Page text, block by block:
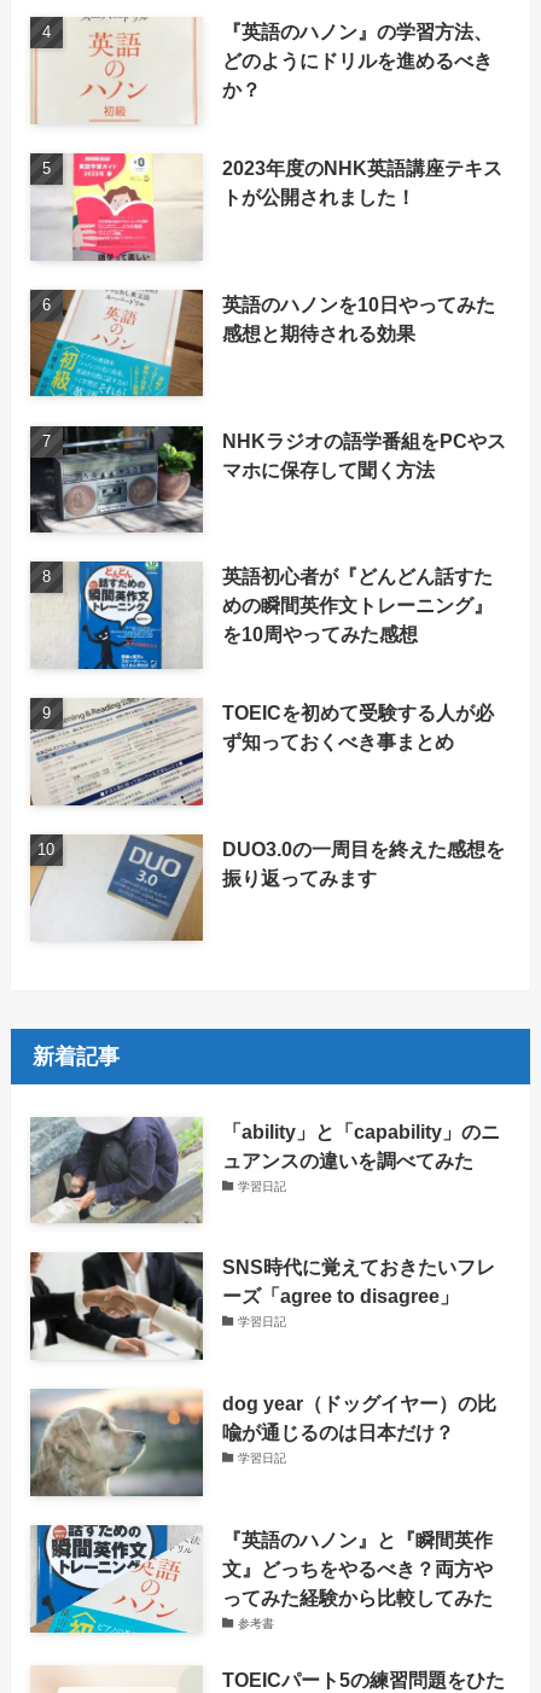
『英語のハノン』の学習方法、
どのようにドリルを進めるべき
か？
2023年度のNHK英語講座テキス
トが公開されました！
英語のハノンを10日やってみた
感想と期待される効果
NHKラジオの語学番組をPCやス
マホに保存して聞く方法
英語初心者が『どんどん話すた
めの瞬間英作文トレーニング』
を10周やってみた感想
TOEICを初めて受験する人が必
ず知っておくべき事まとめ
DUO3.0の一周目を終えた感想を
振り返ってみます
新着記事
「ability」と「capability」のニ
ュアンスの違いを調べてみた
学習日記
SNS時代に覚えておきたいフレ
ーズ「agree to disagree」
学習日記
dog year（ドッグイヤー）の比
喩が通じるのは日本だけ？
学習日記
『英語のハノン』と『瞬間英作
文』どっちをやるべき？両方や
ってみた経験から比較してみた
参考書
TOEICパート5の練習問題をひた